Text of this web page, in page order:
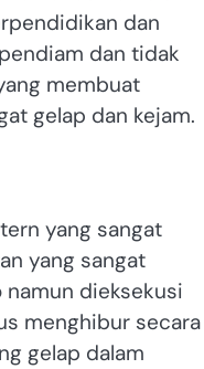
dan
dan tidak
membuat
gelap dan kejam.
yang sangat
yang sangat
dieksekusi
menghibur secara
gelap dalam